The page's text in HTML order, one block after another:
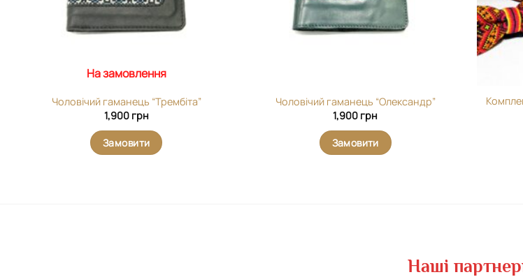
На замовлення
Чоловічий гаманець “Трембіта”
1,900 грн
Замовити
Чоловічий гаманець “Олександр”
1,900 грн
Замовити
Наші